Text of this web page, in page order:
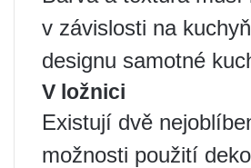
v závislosti na
designu samotné
V ložnici
Existují dvě
možnosti použití